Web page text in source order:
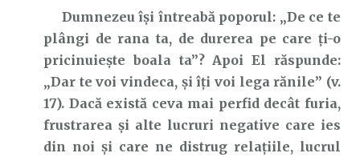
Dumnezeu își întreabă poporul: „De ce te
plângi de rana ta, de durerea pe care ţi-o
pricinuieşte boala ta”? Apoi El răspunde:
„Dar te voi vindeca, şi îţi voi lega rănile” (v.
17). Dacă există ceva mai perfid decât furia,
frustrarea și alte lucruri negative care ies
din noi și care ne distrug relațiile, lucrul